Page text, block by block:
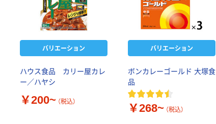
バリエーション
ハウス食品 カリー屋カレ
ー／ハヤシ
￥200~ （税込）
バリエーション
ボンカレーゴールド 大塚食
品
￥268~ （税込）